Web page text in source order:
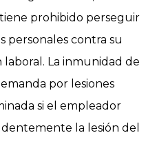
prohibido perseguir
personales contra su
La inmunidad de
por lesiones
si el empleador
la lesión del